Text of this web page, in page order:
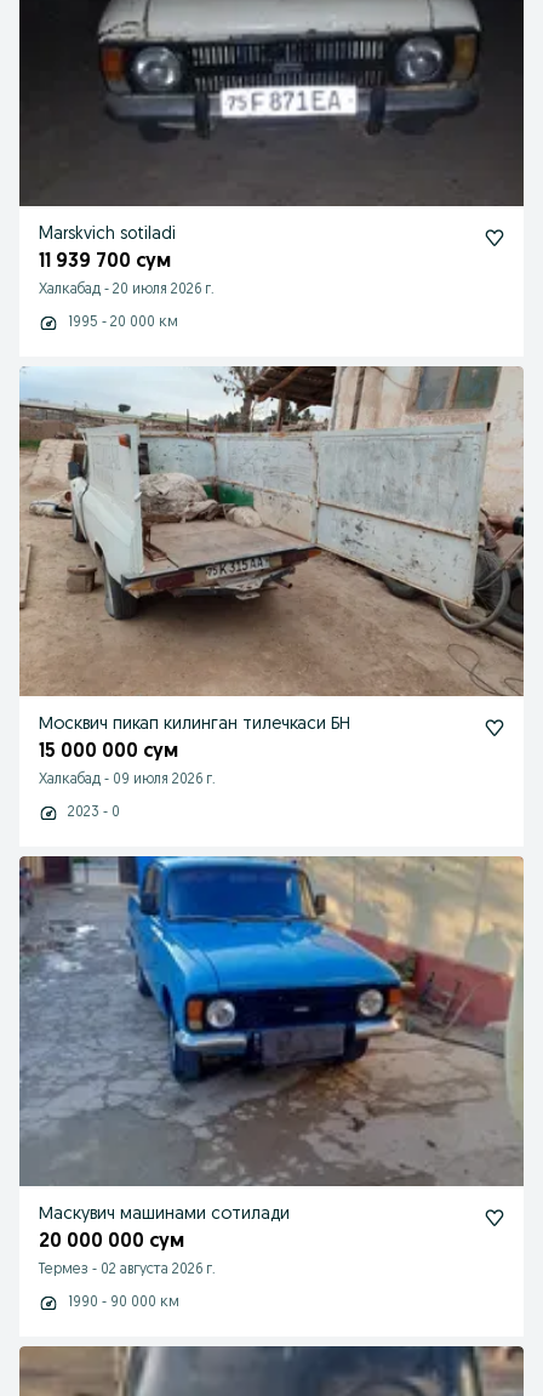
Marskvich sotiladi
11 939 700 сум
Халкабад - 20 июля 2026 г.
1995 - 20 000 км
Москвич пикап килинган тилечкаси БН
15 000 000 сум
Халкабад - 09 июля 2026 г.
2023 - 0
Маскувич машинами сотилади
20 000 000 сум
Термез - 02 августа 2026 г.
1990 - 90 000 км